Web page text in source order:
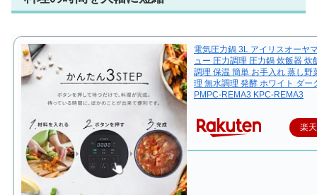
電気圧力鍋 3L アイリスオーヤ
ュー 圧力調理 圧力鍋 炊飯器 炊
調理 保温 簡単 お手入れ 蒸し野
理 無水調理 発酵 ホワイト ダー
PMPC-REMA3 KPC-REMA3
楽